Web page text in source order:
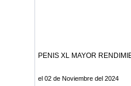
PENIS XL MAYOR
el 02 de Noviembre del 2024